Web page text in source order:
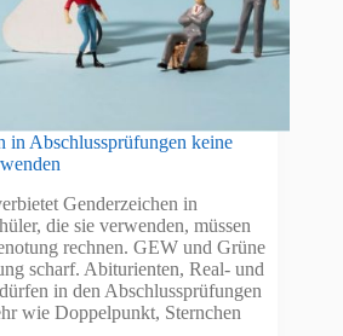
in Abschlussprüfungen keine
Genderzeichen in
die sie verwenden, müssen
rechnen. GEW und Grüne
scharf. Abiturienten, Real- und
in den Abschlussprüfungen
wie Doppelpunkt, Sternchen